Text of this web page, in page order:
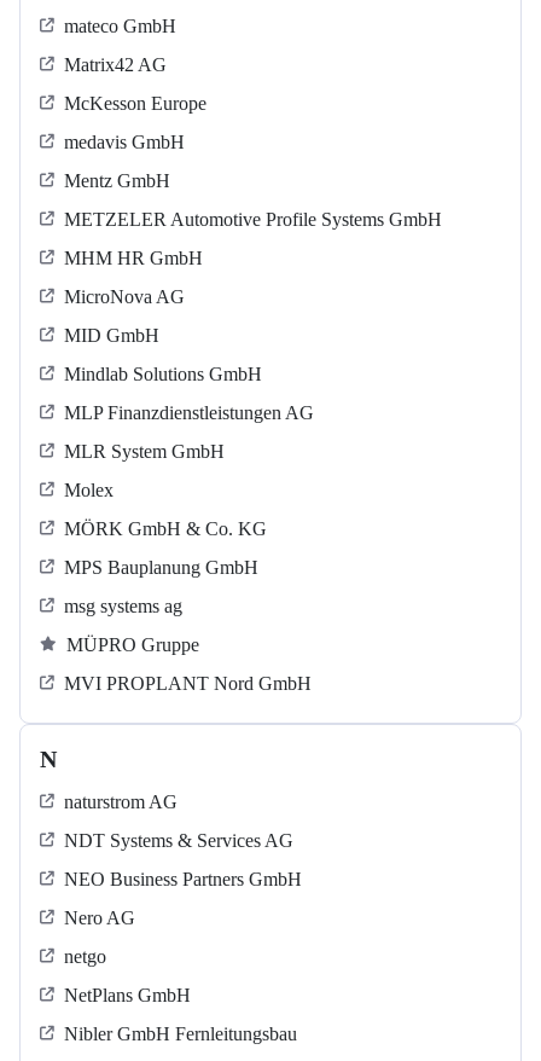
mateco GmbH
Matrix42 AG
McKesson Europe
medavis GmbH
Mentz GmbH
METZELER Automotive Profile Systems GmbH
MHM HR GmbH
MicroNova AG
MID GmbH
Mindlab Solutions GmbH
MLP Finanzdienstleistungen AG
MLR System GmbH
Molex
MÖRK GmbH & Co. KG
MPS Bauplanung GmbH
msg systems ag
MÜPRO Gruppe
MVI PROPLANT Nord GmbH
N
naturstrom AG
NDT Systems & Services AG
NEO Business Partners GmbH
Nero AG
netgo
NetPlans GmbH
Nibler GmbH Fernleitungsbau